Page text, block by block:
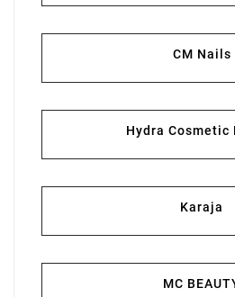
CM Nails
Hydra Cosmetic
Karaja
MC